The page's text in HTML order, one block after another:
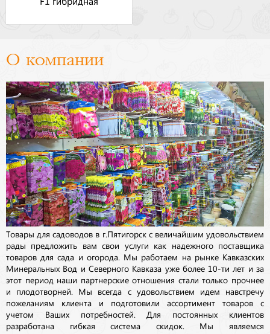
О компании
Товары для садоводов в г.Пятигорск с величайшим удовольствием
рады предложить вам свои услуги как надежного поставщика
товаров для сада и огорода. Мы работаем на рынке Кавказских
Минеральных Вод и Северного Кавказа уже более 10-ти лет и за
этот период наши партнерские отношения стали только прочнее
и плодотворней. Мы всегда с удовольствием идем навстречу
пожеланиям клиента и подготовили ассортимент товаров с
учетом Ваших потребностей. Для постоянных клиентов
разработана гибкая система скидок. Мы являемся